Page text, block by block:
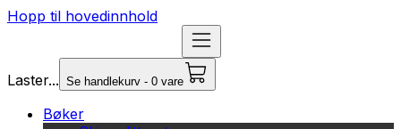
Hopp til hovedinnhold
Laster... Se handlekurv - 0 vare
Bøker